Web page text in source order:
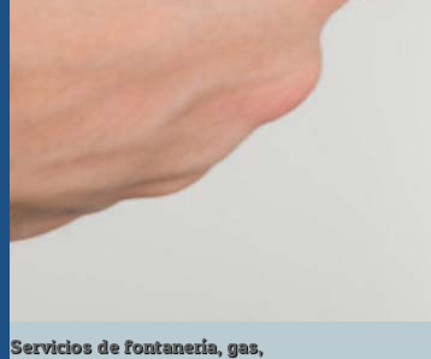
Servicios de fontanería, gas,